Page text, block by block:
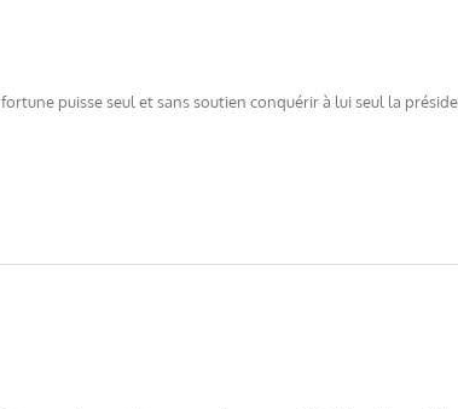
puisse seul et sans soutien conquérir à lui seul la